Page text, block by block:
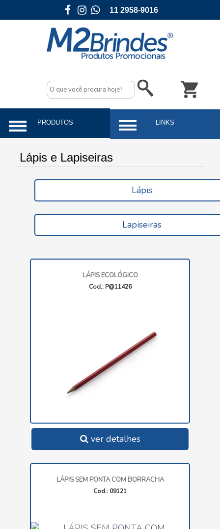
11 2958-9016
Lápis e Lapiseiras
Lápis
Lapiseiras
LÁPIS ECOLÓGICO
Cod.: P@11426
ver detalhes
LÁPIS SEM PONTA COM BORRACHA
Cod.: 09121